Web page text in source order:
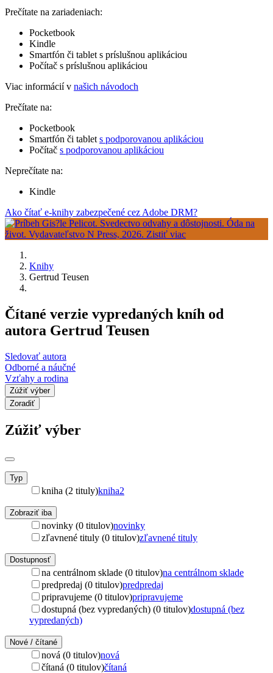
Prečítate na zariadeniach:
Pocketbook
Kindle
Smartfón či tablet s príslušnou aplikáciou
Počítač s príslušnou aplikáciou
Viac informácií v našich návodoch
Prečítate na:
Pocketbook
Smartfón či tablet s podporovanou aplikáciou
Počítač s podporovanou aplikáciou
Neprečítate na:
Kindle
Ako čítať e-knihy zabezpečené cez Adobe DRM?
Knihy
Gertrud Teusen
Čítané verzie vypredaných kníh od
autora Gertrud Teusen
Sledovať autora
Odborné a náučné
Vzťahy a rodina
Zúžiť výber
Zoradiť
Zúžiť výber
Typ
kniha (2 tituly)kniha2
Zobraziť iba
novinky (0 titulov)novinky
zľavnené tituly (0 titulov)zľavnené tituly
Dostupnosť
na centrálnom sklade (0 titulov)na centrálnom sklade
predpredaj (0 titulov)predpredaj
pripravujeme (0 titulov)pripravujeme
dostupná (bez vypredaných) (0 titulov)dostupná (bez
vypredaných)
Nové / čítané
nová (0 titulov)nová
čítaná (0 titulov)čítaná